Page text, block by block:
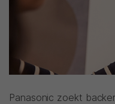
Panasonic zoekt